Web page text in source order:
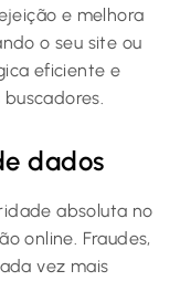
e melhora
o seu site ou
eficiente e
dados
absoluta no
online. Fraudes,
vez mais